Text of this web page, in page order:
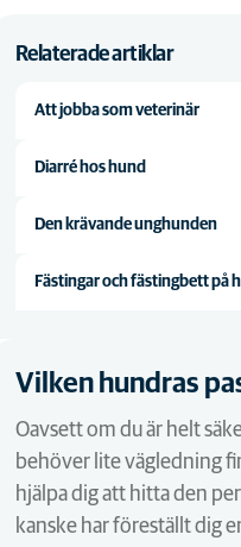
Relaterade artiklar
Att jobba som veterinär
Diarré hos hund
Den krävande unghunden
Fästingar och fästingbett på
Vilken hundras
Oavsett om du är helt
behöver lite vägledning
hjälpa dig att hitta den
kanske har föreställt dig